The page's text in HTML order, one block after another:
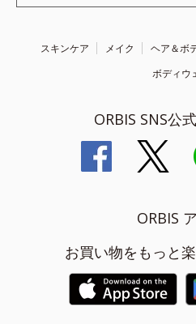
スキンケア メイク ヘア＆ボ
ボディウ
ORBIS SNS公
ORBIS
お買い物をもっと